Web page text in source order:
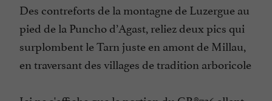
Des contreforts de la montagne de Luzergue au
pied de la Puncho d’Agast, reliez deux pics qui
surplombent le Tarn juste en amont de Millau,
en traversant des villages de tradition arboricole